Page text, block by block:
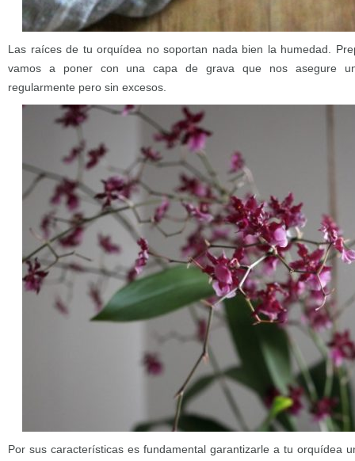
Las raíces de tu orquídea no soportan nada bien la humedad.
vamos a poner con una capa de grava que nos asegure
regularmente pero sin excesos.
Por sus características es fundamental garantizarle a tu orquídea